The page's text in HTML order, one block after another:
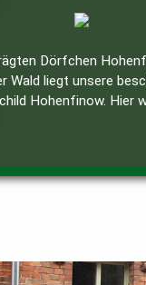
Dörfchen
Wald liegt unsere
Hohenfinow. Hier